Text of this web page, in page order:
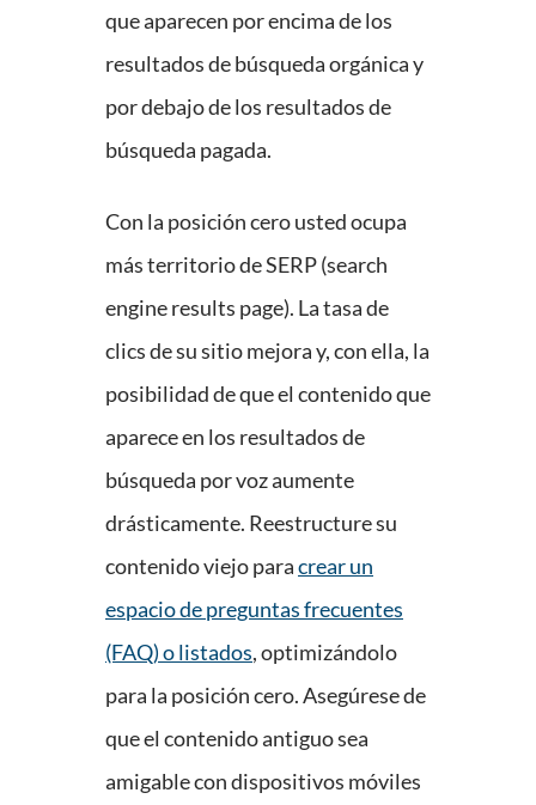
que aparecen por encima de los
resultados de búsqueda orgánica y
por debajo de los resultados de
búsqueda pagada.
Con la posición cero usted ocupa
más territorio de SERP (search
engine results page). La tasa de
clics de su sitio mejora y, con ella, la
posibilidad de que el contenido que
aparece en los resultados de
búsqueda por voz aumente
drásticamente. Reestructure su
contenido viejo paracrear un
espacio de preguntas frecuentes
(FAQ) o listados, optimizándolo
para la posición cero. Asegúrese de
que el contenido antiguo sea
amigable con dispositivos móviles